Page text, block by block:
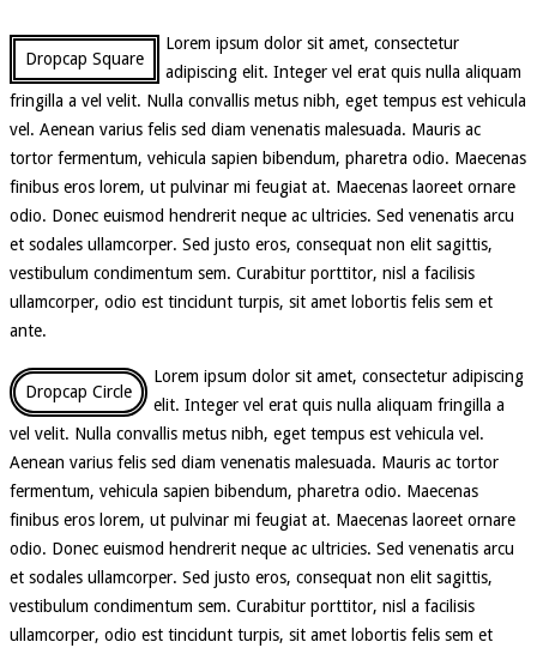
Dropcap Square
Lorem ipsum dolor sit amet, consectetur
adipiscing elit. Integer vel erat quis nulla aliquam
fringilla a vel velit. Nulla convallis metus nibh, eget tempus est vehicula
vel. Aenean varius felis sed diam venenatis malesuada. Mauris ac
tortor fermentum, vehicula sapien bibendum, pharetra odio. Maecenas
finibus eros lorem, ut pulvinar mi feugiat at. Maecenas laoreet ornare
odio. Donec euismod hendrerit neque ac ultricies. Sed venenatis arcu
et sodales ullamcorper. Sed justo eros, consequat non elit sagittis,
vestibulum condimentum sem. Curabitur porttitor, nisl a facilisis
ullamcorper, odio est tincidunt turpis, sit amet lobortis felis sem et
ante.
Dropcap Circle
Lorem ipsum dolor sit amet, consectetur adipiscing
elit. Integer vel erat quis nulla aliquam fringilla a
vel velit. Nulla convallis metus nibh, eget tempus est vehicula vel.
Aenean varius felis sed diam venenatis malesuada. Mauris ac tortor
fermentum, vehicula sapien bibendum, pharetra odio. Maecenas
finibus eros lorem, ut pulvinar mi feugiat at. Maecenas laoreet ornare
odio. Donec euismod hendrerit neque ac ultricies. Sed venenatis arcu
et sodales ullamcorper. Sed justo eros, consequat non elit sagittis,
vestibulum condimentum sem. Curabitur porttitor, nisl a facilisis
ullamcorper, odio est tincidunt turpis, sit amet lobortis felis sem et